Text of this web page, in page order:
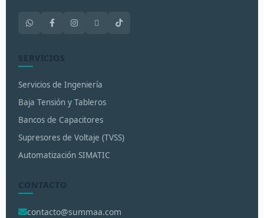
SERVICIOS
Servicios de Ingeniería
Baja Tensión y Tableros
Bancos de Capacitores
Supresores de Voltaje (TVSS)
Automatización SIMATIC
CONTACTO
contacto@summaa.com